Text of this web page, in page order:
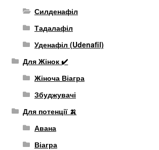
Силденафіл
Тадалафіл
Уденафіл (Udenafil)
Для Жінок ✔️
Жіноча Віагра
Збуджувачі
Для потенції 🍌
Авана
Віагра